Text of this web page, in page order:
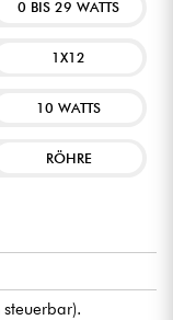
0 BIS 29 WATTS
1X12
10 WATTS
RÖHRE